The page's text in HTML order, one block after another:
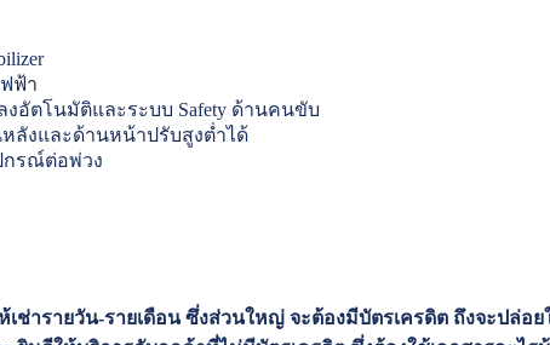
ฟ้า
อัตโนมัติและระบบ Safety ด้านคนขับ
ลังและด้านหน้าปรับสูงต่ำได้
กรณ์ต่อพ่วง
ช่ารายวัน-รายเดือน ซึ่งส่วนใหญ่ จะต้องมีบัตรเครดิต ถึงจะปล่อย